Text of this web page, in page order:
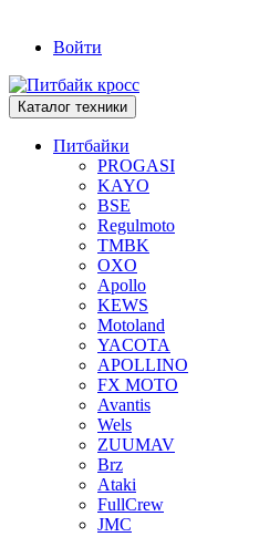
Войти
Каталог техники
Питбайки
PROGASI
KAYO
BSE
Regulmoto
TMBK
OXO
Apollo
KEWS
Motoland
YACOTA
APOLLINO
FX MOTO
Avantis
Wels
ZUUMAV
Brz
Ataki
FullCrew
JMC